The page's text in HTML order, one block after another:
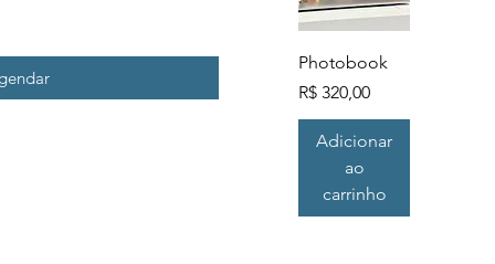
Photobook
Preço
R$ 320,00
Adicionar
ao
carrinho